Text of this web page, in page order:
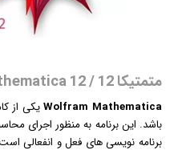
متمتیکا 12 / Mathematica 12
Wolfram Mathematicaیکی از
باشد. این برنامه به منظور اجرای
برنامه نویسی های فعل و انفعالی